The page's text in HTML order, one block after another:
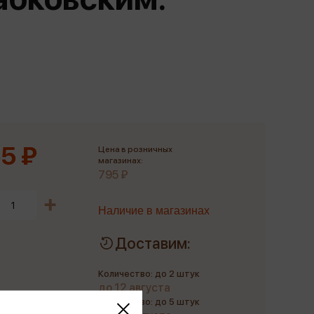
₽
Цена в розничных
магазинах:
795 ₽
Наличие в магазинах
Доставим:
Количество: до 2 штук
до 12 августа
Количество: до 5 штук